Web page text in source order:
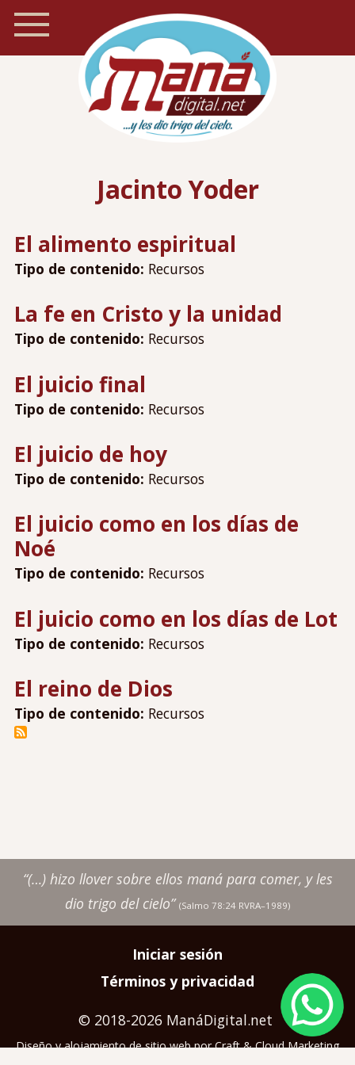
Pasar
contenido
Jacinto Yoder
El alimento espiritual
Tipo de contenido: Recursos
La fe en Cristo y la unidad
Tipo de contenido: Recursos
El juicio final
Tipo de contenido: Recursos
El juicio de hoy
Tipo de contenido: Recursos
El juicio como en los días de
Noé
Tipo de contenido: Recursos
El juicio como en los días de Lot
Tipo de contenido: Recursos
El reino de Dios
Tipo de contenido: Recursos
Image
“(…) hizo llover sobre ellos maná para comer, y les
dio trigo del cielo” (Salmo 78:24 RVRA–1989)
página
Iniciar sesión
Términos y privacidad
© 2018-2026 ManáDigital.net
Diseño y alojamiento de sitio web porCraft & Cloud Marketing
Navegación
Localizador de iglesias
Blog
Preguntas frecuentes
Acerca de Maná
Menú
de
cuenta
de
Mi cuenta
Iniciar sesión